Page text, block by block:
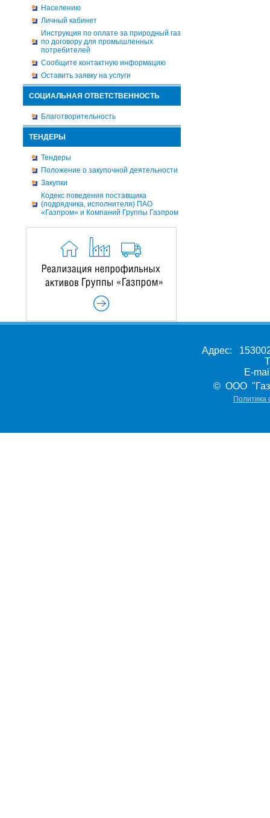
Населению
Личный кабинет
Инструкция по оплате за природный газ
по договору для промышленных
потребителей
Сообщите контактную информацию
Оставить заявку на услуги
СОЦИАЛЬНАЯ ОТВЕТСТВЕННОСТЬ
Благотворительность
ТЕНДЕРЫ
Тендеры
Положение о закупочной деятельности
Закупки
Кодекс поведения поставщика
(подрядчика, исполнителя) ПАО
«Газпром» и Компаний Группы Газпром
Адрес:
E-
© ООО
Политика